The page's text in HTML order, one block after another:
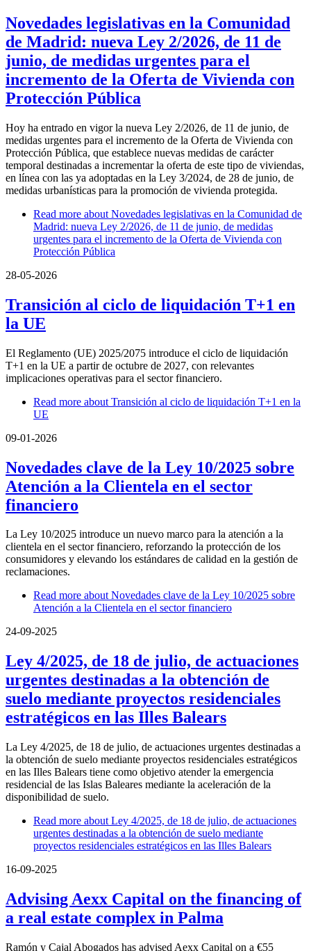
Novedades legislativas en la Comunidad
de Madrid: nueva Ley 2/2026, de 11 de
junio, de medidas urgentes para el
incremento de la Oferta de Vivienda con
Protección Pública
Hoy ha entrado en vigor la nueva Ley 2/2026, de 11 de junio, de
medidas urgentes para el incremento de la Oferta de Vivienda con
Protección Pública, que establece nuevas medidas de carácter
temporal destinadas a incrementar la oferta de este tipo de viviendas,
en línea con las ya adoptadas en la Ley 3/2024, de 28 de junio, de
medidas urbanísticas para la promoción de vivienda protegida.
Read more about Novedades legislativas en la Comunidad de
Madrid: nueva Ley 2/2026, de 11 de junio, de medidas
urgentes para el incremento de la Oferta de Vivienda con
Protección Pública
28-05-2026
Transición al ciclo de liquidación T+1 en
la UE
El Reglamento (UE) 2025/2075 introduce el ciclo de liquidación
T+1 en la UE a partir de octubre de 2027, con relevantes
implicaciones operativas para el sector financiero.
Read more about Transición al ciclo de liquidación T+1 en la
UE
09-01-2026
Novedades clave de la Ley 10/2025 sobre
Atención a la Clientela en el sector
financiero
La Ley 10/2025 introduce un nuevo marco para la atención a la
clientela en el sector financiero, reforzando la protección de los
consumidores y elevando los estándares de calidad en la gestión de
reclamaciones.
Read more about Novedades clave de la Ley 10/2025 sobre
Atención a la Clientela en el sector financiero
24-09-2025
Ley 4/2025, de 18 de julio, de actuaciones
urgentes destinadas a la obtención de
suelo mediante proyectos residenciales
estratégicos en las Illes Balears
La Ley 4/2025, de 18 de julio, de actuaciones urgentes destinadas a
la obtención de suelo mediante proyectos residenciales estratégicos
en las Illes Balears tiene como objetivo atender la emergencia
residencial de las Islas Baleares mediante la aceleración de la
disponibilidad de suelo.
Read more about Ley 4/2025, de 18 de julio, de actuaciones
urgentes destinadas a la obtención de suelo mediante
proyectos residenciales estratégicos en las Illes Balears
16-09-2025
Advising Aexx Capital on the financing of
a real estate complex in Palma
Ramón y Cajal Abogados has advised Aexx Capital on a €55